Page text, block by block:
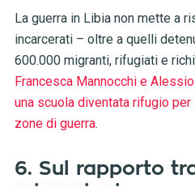
La guerra in Libia non mette a
incarcerati – oltre a quelli
600.000 migranti, rifugiati e
Francesca Mannocchi e
una scuola diventata rifugio
zone di guerra.
6. Sul rapporto